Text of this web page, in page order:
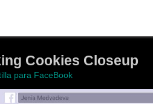
Cookies Closeup
para FaceBook